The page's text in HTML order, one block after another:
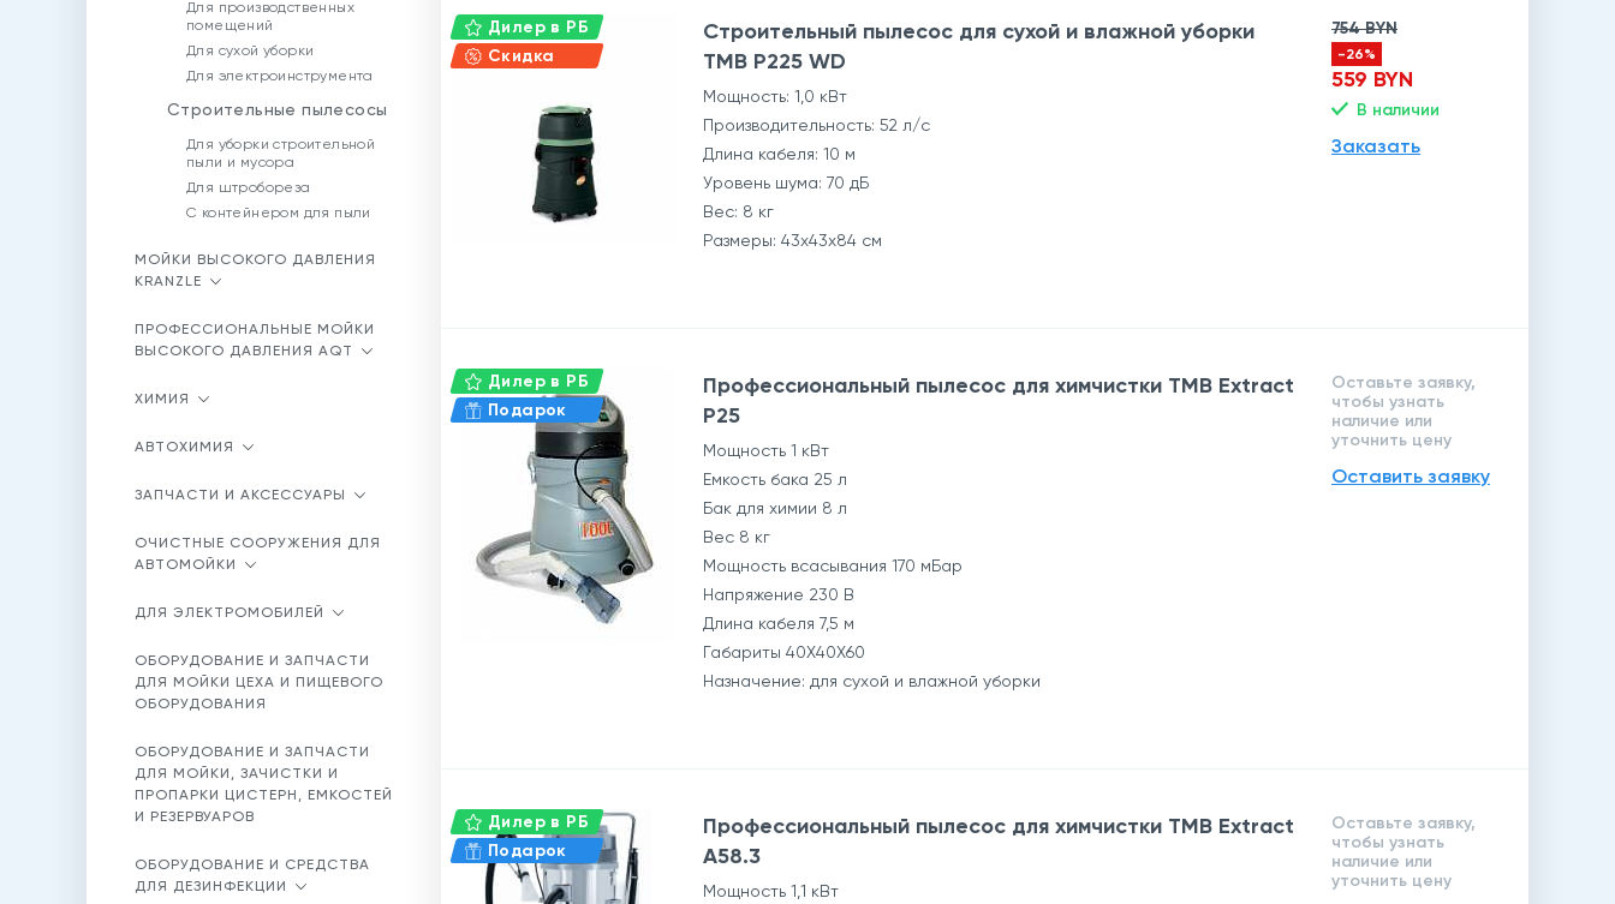
Для производственных
помещений
Для сухой уборки
Для электроинструмента
Строительные пылесосы
Для уборки строительной
пыли и мусора
Для штробореза
С контейнером для пыли
МОЙКИ ВЫСОКОГО ДАВЛЕНИЯ
KRANZLE
ПРОФЕССИОНАЛЬНЫЕ МОЙКИ
ВЫСОКОГО ДАВЛЕНИЯ AQT
ХИМИЯ
АВТОХИМИЯ
ЗАПЧАСТИ И АКСЕССУАРЫ
ОЧИСТНЫЕ СООРУЖЕНИЯ ДЛЯ
АВТОМОЙКИ
ДЛЯ ЭЛЕКТРОМОБИЛЕЙ
ОБОРУДОВАНИЕ И ЗАПЧАСТИ
ДЛЯ МОЙКИ ЦЕХА И ПИЩЕВОГО
ОБОРУДОВАНИЯ
ОБОРУДОВАНИЕ И ЗАПЧАСТИ
ДЛЯ МОЙКИ, ЗАЧИСТКИ И
ПРОПАРКИ ЦИСТЕРН, ЕМКОСТЕЙ
И РЕЗЕРВУАРОВ
ОБОРУДОВАНИЕ И СРЕДСТВА
ДЛЯ ДЕЗИНФЕКЦИИ
Дилер в РБ
Скидка
Строительный пылесос для сухой и влажной уборки
TMB P225 WD
Мощность: 1,0 кВт
Производительность: 52 л/с
Длина кабеля: 10 м
Уровень шума: 70 дБ
Вес: 8 кг
Размеры: 43x43x84 см
754 BYN
-26%
559 BYN
В наличии
Заказать
Дилер в РБ
Подарок
Профессиональный пылесос для химчистки TMB Extract
P25
Мощность 1 кВт
Емкость бака 25 л
Бак для химии 8 л
Вес 8 кг
Мощность всасывания 170 мБар
Напряжение 230 В
Длина кабеля 7,5 м
Габариты 40Х40Х60
Назначение: для сухой и влажной уборки
Оставьте заявку,
чтобы узнать
наличие или
уточнить цену
Оставить заявку
Дилер в РБ
Подарок
Профессиональный пылесос для химчистки TMB Extract
А58.3
Мощность 1,1 кВт
Оставьте заявку,
чтобы узнать
наличие или
уточнить цену